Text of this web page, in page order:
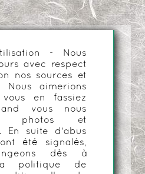
- Nous
avec respect
nos sources et
Nous aimerions
en fassiez
vous nous
photos et
En suite d'abus
été signalés,
dès à
politique de